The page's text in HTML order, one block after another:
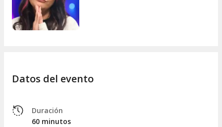
Datos del evento
Duración
60 minutos